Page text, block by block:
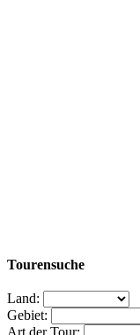
Tourensuche
Land:
Gebiet:
Art der Tour: